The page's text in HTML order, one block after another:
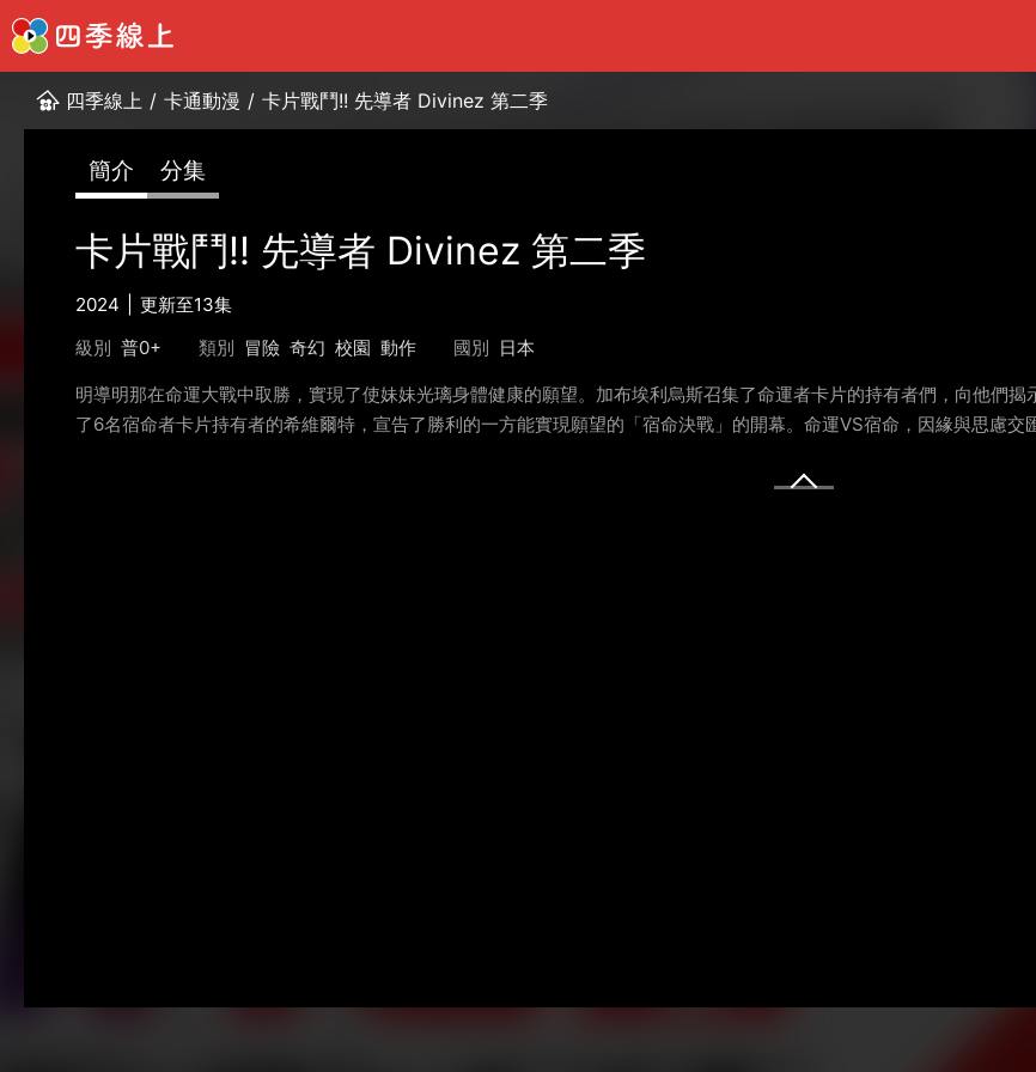
四季線上 / 卡通動漫 / 卡片戰鬥!! 先導者 Divinez 第二季
簡介 分集
卡片戰鬥!! 先導者 Divinez 第二季
2024
更新至13集
級別 普0+ 類別 冒險 奇幻 校園 動作 國別 日本
明導明那在命運大戰中取勝，實現了使妹妹光璃身體健康的願望。加布埃利烏斯召集了命運者卡片的持有者們，向他們
了6名宿命者卡片持有者的希維爾特，宣告了勝利的一方能實現願望的「宿命決戰」的開幕。命運VS宿命，因緣與思慮交